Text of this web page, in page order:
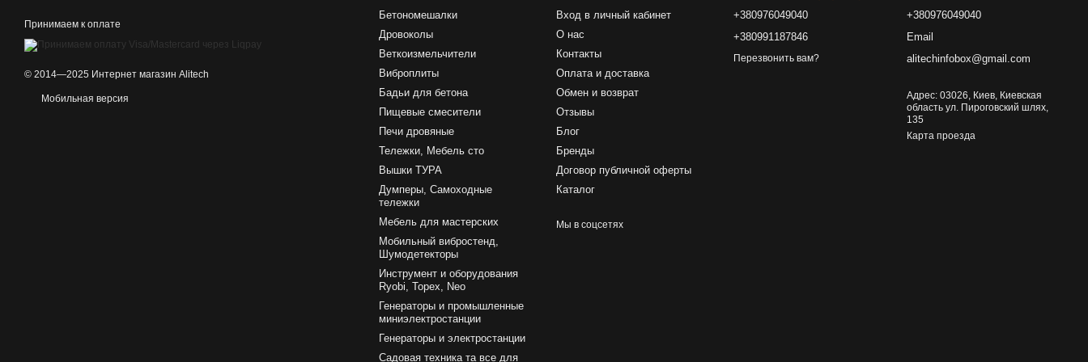
Принимаем к оплате
© 2014—2025 Интернет магазин Alitech
Мобильная версия
Бетономешалки
Дровоколы
Веткоизмельчители
Виброплиты
Бадьи для бетона
Пищевые смесители
Печи дровяные
Тележки, Мебель сто
Вышки ТУРА
Думперы, Самоходные
тележки
Мебель для мастерских
Мобильный вибростенд,
Шумодетекторы
Инструмент и оборудования
Ryobi, Topex, Neo
Генераторы и промышленные
миниэлектростанции
Генераторы и электростанции
Садовая техника та все для
Вход в личный кабинет
О нас
Контакты
Оплата и доставка
Обмен и возврат
Отзывы
Блог
Бренды
Договор публичной оферты
Каталог
Мы в соцсетях
+380976049040
+380991187846
Перезвонить вам?
+380976049040
Email
alitechinfobox@gmail.com
Адрес: 03026, Киев, Киевская
область ул. Пироговский шлях,
135
Карта проезда